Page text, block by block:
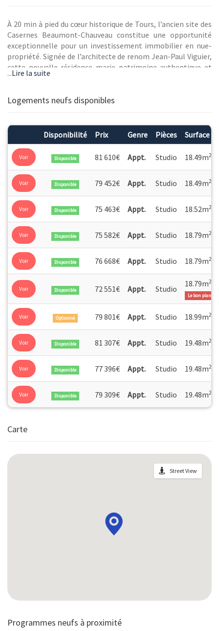
À 20 min à pied du cœur historique de Tours, l’ancien site des
Casernes Beaumont-Chauveau constitue une opportunité
exceptionnelle pour un investissement immobilier en nue-
propriété. Signée de l’architecte de renom Jean-Paul Viguier,
cette nouvelle résidence marie patrimoine authentique et
design contemporain autour d'un élégant jardin paysager.
pendant la période d’usufruit, elle propose des studios
environnementales de la ville, ils se prêtent parfaitement à
un placement alliant optimisation fiscale, valorisation
patrimoniale et forte demande locative.
En co-promotion avec Quatro Promotion.
...Lire la suite
Logements neufs disponibles
Disponibilité Prix Genre Pièces Surface
Voir Disponible 81 610€ Appt. Studio 18.49m2
Voir Disponible 79 452€ Appt. Studio 18.49m2
Voir Disponible 75 463€ Appt. Studio 18.52m2
Voir Disponible 75 582€ Appt. Studio 18.79m2
Voir Disponible 76 668€ Appt. Studio 18.79m2
Voir Disponible 72 551€ Appt. Studio
18.79m2
Le bon plan
Voir Optionné 79 801€ Appt. Studio 18.99m2
Voir Disponible 81 307€ Appt. Studio 19.48m2
Voir Disponible 77 396€ Appt. Studio 19.48m2
Voir Disponible 79 309€ Appt. Studio 19.48m2
Carte
Street View
Programmes neufs à proximité